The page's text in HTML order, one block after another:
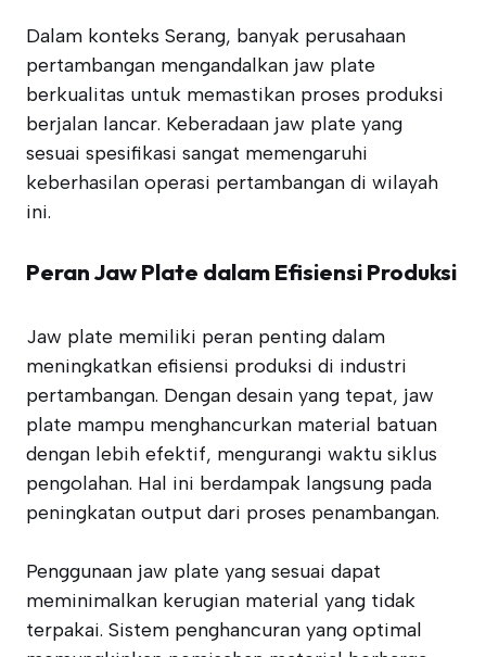
Dalam konteks Serang, banyak perusahaan
pertambangan mengandalkan jaw plate
berkualitas untuk memastikan proses produksi
berjalan lancar. Keberadaan jaw plate yang
sesuai spesifikasi sangat memengaruhi
keberhasilan operasi pertambangan di wilayah
ini.
Peran Jaw Plate dalam Efisiensi Produksi
Jaw plate memiliki peran penting dalam
meningkatkan efisiensi produksi di industri
pertambangan. Dengan desain yang tepat, jaw
plate mampu menghancurkan material batuan
dengan lebih efektif, mengurangi waktu siklus
pengolahan. Hal ini berdampak langsung pada
peningkatan output dari proses penambangan.
Penggunaan jaw plate yang sesuai dapat
meminimalkan kerugian material yang tidak
terpakai. Sistem penghancuran yang optimal